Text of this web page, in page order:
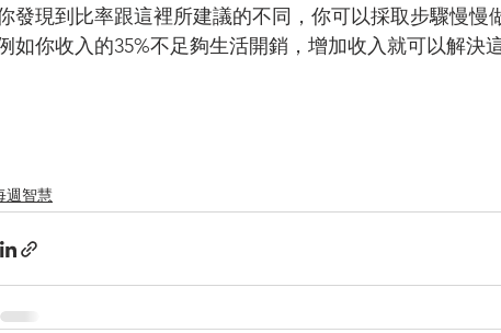
發現到比率跟這裡所建議的不同，你可以採取步驟慢慢
如你收入的35%不足夠生活開銷，增加收入就可以解決
週智慧